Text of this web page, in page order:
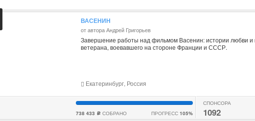
ВАСЕНИН
от автора Андрей Григорьев
Завершение работы над фильмом Васенин: истории любви и
ветерана, воевавшего на стороне Франции и СССР.
Екатеринбург, Россия
738 433 c СОБРАНО ПРОГРЕСС 105%
СПОНСОРА
1092